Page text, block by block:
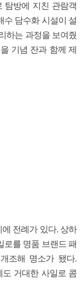
탐방에 지친 관람객
수 담수화 시설이 설
하는 과정을 보여줬
기념 잔과 함께 제
전례가 있다. 상하
로를 명품 브랜드 패
조해 명소가 됐다.
도 거대한 사일로 콤